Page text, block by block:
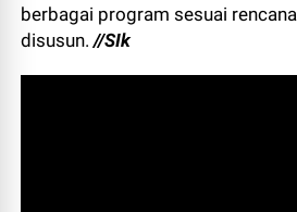
berbagai program sesuai
disusun. //SIk